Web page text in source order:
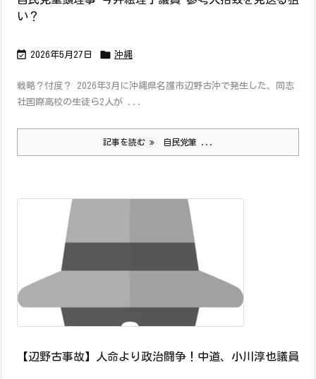
い？
 2026年5月27日  沖縄
戦略？忖度？ 2026年3月に沖縄県名護市辺野古沖で発生した、同志
社国際高校の生徒ら2人が ...
記事を読む 自民党筆 ...
【辺野古事故】人命より政治闘争！中道、小川淳也議員